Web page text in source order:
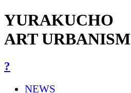
YURAKUCHO
ART URBANISM
?
NEWS